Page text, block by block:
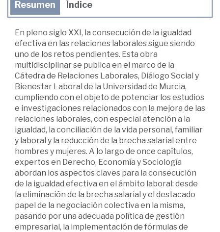
Resumen Índice
En pleno siglo XXI, la consecución de la igualdad
efectiva en las relaciones laborales sigue siendo
uno de los retos pendientes. Esta obra
multidisciplinar se publica en el marco de la
Cátedra de Relaciones Laborales, Diálogo Social y
Bienestar Laboral de la Universidad de Murcia,
cumpliendo con el objeto de potenciar los estudios
e investigaciones relacionados con la mejora de las
relaciones laborales, con especial atención a la
igualdad, la conciliación de la vida personal, familiar
y laboral y la reducción de la brecha salarial entre
hombres y mujeres. A lo largo de once capítulos,
expertos en Derecho, Economía y Sociología
abordan los aspectos claves para la consecución
de la igualdad efectiva en el ámbito laboral: desde
la eliminación de la brecha salarial y el destacado
papel de la negociación colectiva en la misma,
pasando por una adecuada política de gestión
empresarial, la implementación de fórmulas de